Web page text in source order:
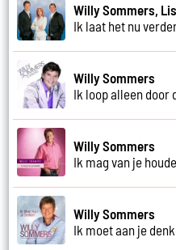
Willy Sommers,
Ik laat het nu
Willy Sommers
Ik loop alleen door
Willy Sommers
Ik mag van je
Willy Sommers
Ik moet aan je